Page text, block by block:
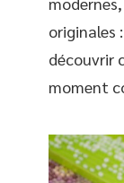
originales
découvrir
moment